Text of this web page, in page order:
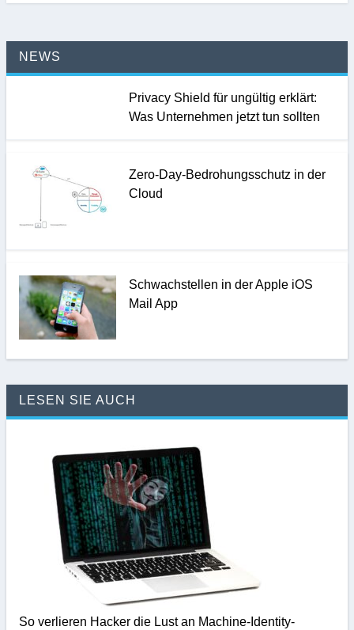
NEWS
Privacy Shield für ungültig erklärt:
Was Unternehmen jetzt tun sollten
Zero-Day-Bedrohungsschutz in der
Cloud
Schwachstellen in der Apple iOS
Mail App
LESEN SIE AUCH
So verlieren Hacker die Lust an Machine-Identity-